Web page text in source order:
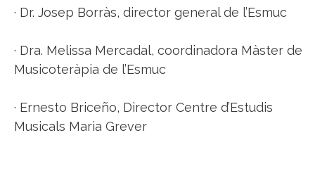
· Dr. Josep Borràs, director general de l’Esmuc
· Dra. Melissa Mercadal, coordinadora Màster de
Musicoteràpia de l’Esmuc
· Ernesto Briceño, Director Centre d’Estudis
Musicals Maria Grever